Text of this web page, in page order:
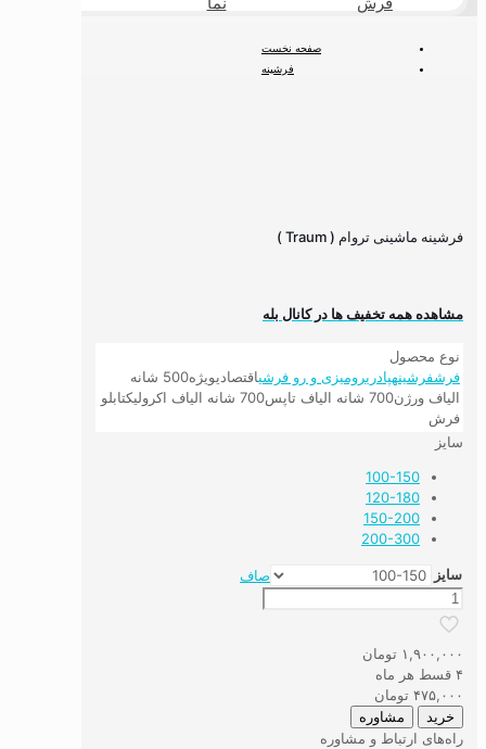
صفحه نخست
فرشینه
فرشینه ماشینی تروام ( Traum )
مشاهده همه تخفیف ها در کانال بله
نوع محصول
فرشفرشینهپادریرومیزی و رو فرشیاقتصادیویژه
500 شانه
الیاف ورژن700 شانه الیاف تاپس 700 شانه الیاف اکرولیک
تابلو
فرش
سایز
100-150
120-180
150-200
200-300
سایز
صاف
فرشینه
ماشینی
تروام
(
Traum
)
عدد
۱,۹۰۰,۰۰۰ تومان
۴ قسط هر ماه
۴۷۵,۰۰۰ تومان
خرید مشاوره
راه‌های ارتباط و مشاوره